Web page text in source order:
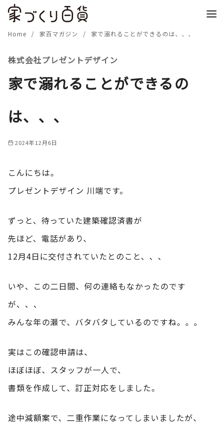
Home 家百マガジン 家で溺れることができるのは、、、
株式会社プレゼントデザイン
家で溺れることができるの
は、、、
2024年12月6日
こんにちは。
プレゼントデザイン 川端です。
ずっと、待っていた建築確認済書が
先ほど、電話があり、
12月4日に交付されていたとのこと、、、
いや、この二日間、何の連絡もなかったのです
が、、、
みんな年の瀬で、バタバタしているのですね。。。
実はこの確認申請は、
ほぼほぼ、スタッフが一人で、
書類を作成して、訂正対応をしました。
途中減額案で、二重作業になってしまいましたが、